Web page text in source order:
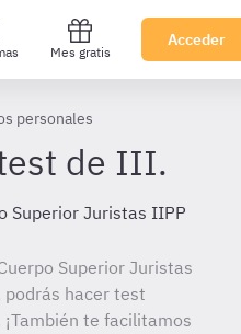
Mes gratis
Acceder
personales
de III.
Superior Juristas IIPP
Superior Juristas
podrás hacer test
te facilitamos